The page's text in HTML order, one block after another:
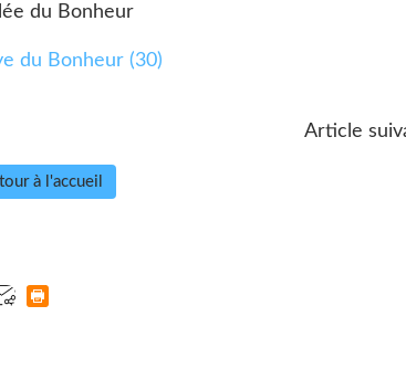
du Bonheur
Article
à l'accueil